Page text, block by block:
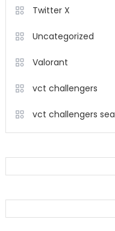
Twitter X
Uncategorized
Valorant
vct challengers
vct challengers sea